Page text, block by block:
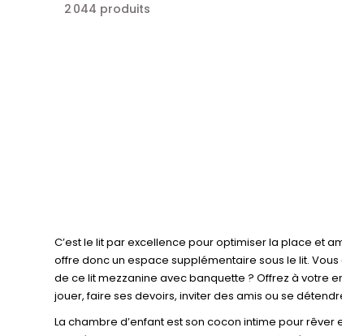
2 044 produits
C’est le lit par excellence pour optimiser la place et
offre donc un espace supplémentaire sous le lit.
de ce lit mezzanine avec banquette ? Offrez à votre
jouer, faire ses devoirs, inviter des amis ou se
La chambre d’enfant est son cocon intime pour